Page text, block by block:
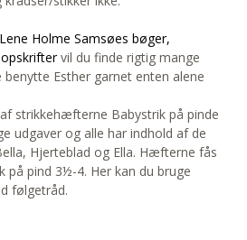
Lene Holme Samsøes bøger,
vil du finde rigtig mange
Esther garnet enten alene
strikkehæfterne Babystrik på pinde
udgaver og alle har indhold af de
Hjerteblad og Ella. Hæfterne fås
på pind 3½-4. Her kan du bruge
følgetråd.